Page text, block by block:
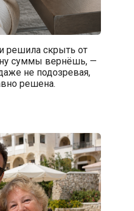
решила скрыть от
суммы вернёшь, —
не подозревая,
решена.